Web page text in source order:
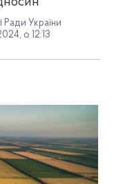
України
о 12:13